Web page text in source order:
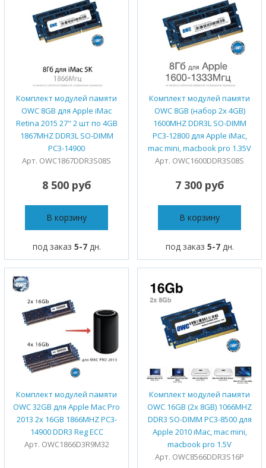
Комплект модулей памяти
OWC 8GB для Apple iMac
Retina 2015 27" 2 шт по 4GB
1867MHZ DDR3L SO-DIMM
PC3-14900
Арт. OWC1867DDR3S08S
8 500 руб
В корзину
под заказ 5-7дн.
Комплект модулей памяти
OWC 8GB (набор 2x 4GB)
1600MHZ DDR3L SO-DIMM
PC3-12800 для Apple iMac,
mac mini, macbook pro 1.35V
Арт. OWC1600DDR3S08S
7 300 руб
В корзину
под заказ 5-7дн.
Комплект модулей памяти
OWC 32GB для Apple Mac Pro
2013 2x 16GB 1866MHZ PC3-
14900 DDR3 Reg ECC
Арт. OWC1866D3R9M32
Комплект модулей памяти
OWC 16GB (2x 8GB) 1066MHZ
DDR3 SO-DIMM PC3-8500 для
Apple 2010 iMac, mac mini,
macbook pro 1.5V
Арт. OWC8566DDR3S16P